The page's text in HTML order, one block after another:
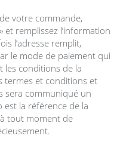
votre commande,
et remplissez l’information
l’adresse remplit,
le mode de paiement qui
les conditions de la
termes et conditions et
sera communiqué un
la référence de la
tout moment de